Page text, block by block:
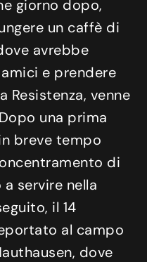
giorno dopo,
un caffè di
avrebbe
e prendere
Resistenza, venne
una prima
breve tempo
di
servire nella
il 14
al campo
dove